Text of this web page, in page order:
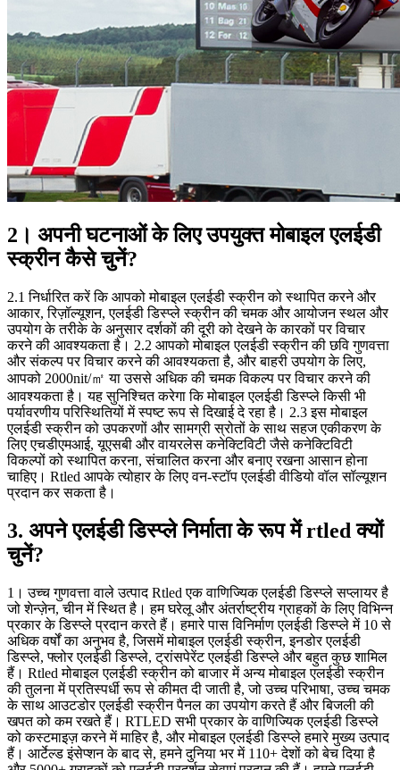
2। अपनी घटनाओं के लिए उपयुक्त मोबाइल एलईडी
स्क्रीन कैसे चुनें?
2.1 निर्धारित करें कि आपको मोबाइल एलईडी स्क्रीन को स्थापित करने और
आकार, रिज़ॉल्यूशन, एलईडी डिस्प्ले स्क्रीन की चमक और आयोजन स्थल और
उपयोग के तरीके के अनुसार दर्शकों की दूरी को देखने के कारकों पर विचार
करने की आवश्यकता है। 2.2 आपको मोबाइल एलईडी स्क्रीन की छवि गुणवत्ता
और संकल्प पर विचार करने की आवश्यकता है, और बाहरी उपयोग के लिए,
आपको 2000nit/㎡ या उससे अधिक की चमक विकल्प पर विचार करने की
आवश्यकता है। यह सुनिश्चित करेगा कि मोबाइल एलईडी डिस्प्ले किसी भी
पर्यावरणीय परिस्थितियों में स्पष्ट रूप से दिखाई दे रहा है। 2.3 इस मोबाइल
एलईडी स्क्रीन को उपकरणों और सामग्री स्रोतों के साथ सहज एकीकरण के
लिए एचडीएमआई, यूएसबी और वायरलेस कनेक्टिविटी जैसे कनेक्टिविटी
विकल्पों को स्थापित करना, संचालित करना और बनाए रखना आसान होना
चाहिए। Rtled आपके त्योहार के लिए वन-स्टॉप एलईडी वीडियो वॉल सॉल्यूशन
प्रदान कर सकता है।
3. अपने एलईडी डिस्प्ले निर्माता के रूप में rtled क्यों
चुनें?
1। उच्च गुणवत्ता वाले उत्पाद Rtled एक वाणिज्यिक एलईडी डिस्प्ले सप्लायर है
जो शेन्ज़ेन, चीन में स्थित है। हम घरेलू और अंतर्राष्ट्रीय ग्राहकों के लिए विभिन्न
प्रकार के डिस्प्ले प्रदान करते हैं। हमारे पास विनिर्माण एलईडी डिस्प्ले में 10 से
अधिक वर्षों का अनुभव है, जिसमें मोबाइल एलईडी स्क्रीन, इनडोर एलईडी
डिस्प्ले, फ्लोर एलईडी डिस्प्ले, ट्रांसपेरेंट एलईडी डिस्प्ले और बहुत कुछ शामिल
हैं। Rtled मोबाइल एलईडी स्क्रीन को बाजार में अन्य मोबाइल एलईडी स्क्रीन
की तुलना में प्रतिस्पर्धी रूप से कीमत दी जाती है, जो उच्च परिभाषा, उच्च चमक
के साथ आउटडोर एलईडी स्क्रीन पैनल का उपयोग करते हैं और बिजली की
खपत को कम रखते हैं। RTLED सभी प्रकार के वाणिज्यिक एलईडी डिस्प्ले
को कस्टमाइज़ करने में माहिर है, और मोबाइल एलईडी डिस्प्ले हमारे मुख्य उत्पाद
हैं। आर्टेल्ड इंसेप्शन के बाद से, हमने दुनिया भर में 110+ देशों को बेच दिया है